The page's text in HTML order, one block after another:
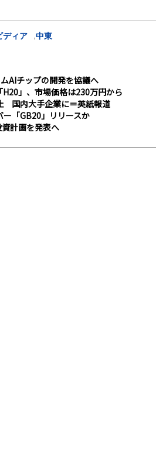
ディア 中東
AIチップの開発を協議へ
」、市場価格は230万円から
国内大手企業に＝英紙報道
「GB20」リリースか
計画を発表へ